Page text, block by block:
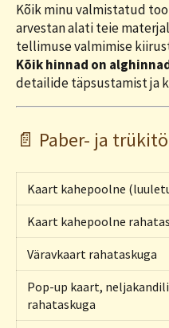
Kõik minu valmistatud
arvestan alati teie
tellimuse valmimise
Kõik hinnad on
detailide täpsustamist ja
📄 Paber- ja
Kaart kahepoolne
Kaart kahepoolne
Väravkaart rahataskuga
Pop-up kaart,
rahataskuga